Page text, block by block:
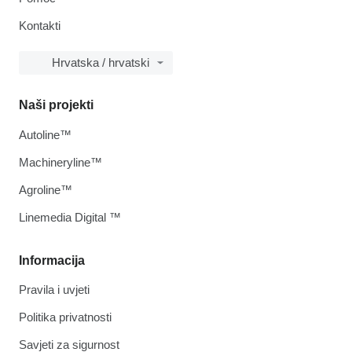
Kontakti
Hrvatska / hrvatski
Informacija
Pravila i uvjeti
Politika privatnosti
Savjeti za sigurnost
Naši projekti
Autoline™
Machineryline™
Agroline™
Linemedia Digital ™